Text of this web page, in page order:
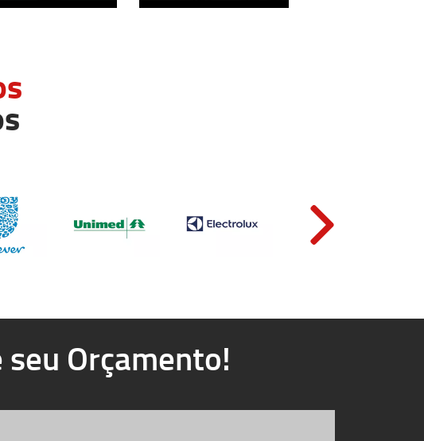
Orçamento!